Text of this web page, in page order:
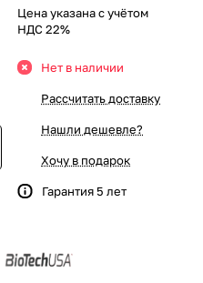
Цена указана с учётом
НДС 22%
Нет в наличии
Рассчитать доставку
Нашли дешевле?
Хочу в подарок
Гарантия 5 лет